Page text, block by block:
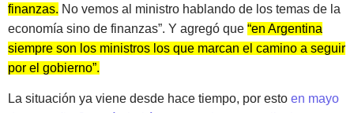
finanzas. No vemos al ministro hablando de los temas de la
economía sino de finanzas”. Y agregó que “en Argentina
siempre son los ministros los que marcan el camino a seguir
por el gobierno”.
La situación ya viene desde hace tiempo, por esto en mayo